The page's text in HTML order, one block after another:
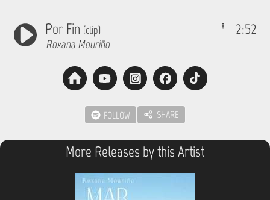
2:52
Por Fin (clip)
Roxana Mouriño
FOLLOW SHARE
More Releases by this Artist